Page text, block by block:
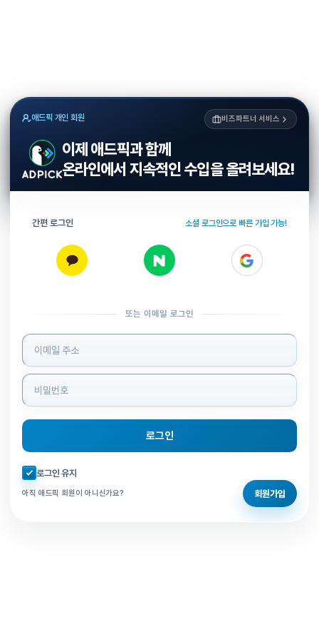
애드픽 개인 회원 비즈파트너 서비스
이제 애드픽과 함께
온라인에서 지속적인 수입을 올려보세요!
간편 로그인 소셜 로그인으로 빠른 가입 가능!
또는 이메일 로그인
로그인 정보 입력
로그인
자동로그인 체크
로그인 유지
아직 애드픽 회원이 아니신가요? 회원가입